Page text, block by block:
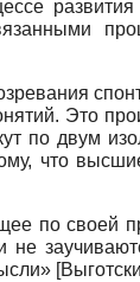
Это
по двум
что
по своей
[